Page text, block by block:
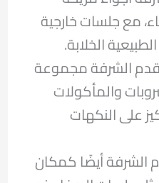
مع جلسات خارجية
الخلابة.
الشرفة مجموعة
والمأكولات
على النكهات
الشرفة أيضًا كمكان